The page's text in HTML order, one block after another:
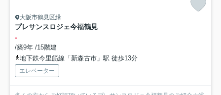
大阪市鶴見区緑
プレサンスロジェ今福鶴見
-
/築9年 /15階建
地下鉄今里筋線「新森古市」駅 徒歩13分
エレベーター